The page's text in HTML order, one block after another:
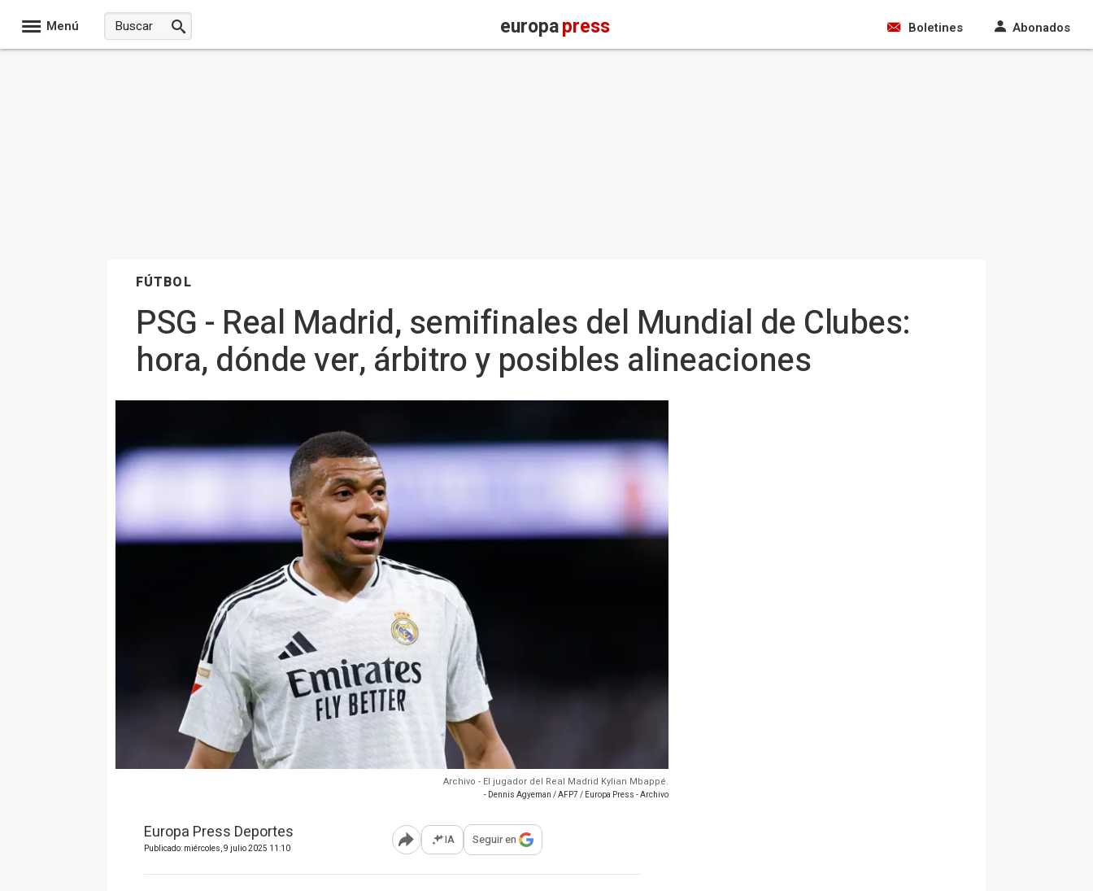
Menú europapress Boletines Abonados
FÚTBOL
PSG - Real Madrid, semifinales del Mundial de Clubes:
hora, dónde ver, árbitro y posibles alineaciones
Archivo - El jugador del Real Madrid Kylian Mbappé.
- Dennis Agyeman / AFP7 / Europa Press - Archivo
Europa Press Deportes
Publicado: miércoles, 9 julio 2025 11:10 Abrir opciones para compartir
IA Seguir en